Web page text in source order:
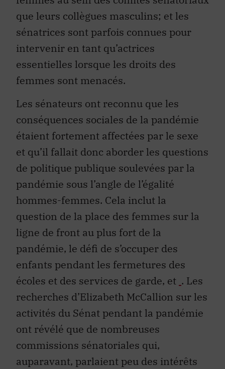
que leurs collègues masculins; et les
sénatrices sont parfois connues pour
intervenir en tant qu’actrices
essentielles lorsque les droits des
femmes sont menacés.
Les sénateurs ont reconnu que les
conséquences sociales de la pandémie
étaient fortement affectées par le sexe
et qu’il fallait donc aborder les questions
de politique publique soulevées par la
pandémie sous l’angle de l’égalité
hommes-femmes. Cela inclut la
question de la place des femmes sur la
ligne de front au plus fort de la
pandémie, le défi de s’occuper des
enfants pendant les fermetures des
écoles et des services de garde, et . Les
recherches d’Elizabeth McCallion sur les
activités du Sénat pendant la pandémie
ont révélé que de nombreuses
commissions sénatoriales qui,
auparavant, parlaient peu des intérêts